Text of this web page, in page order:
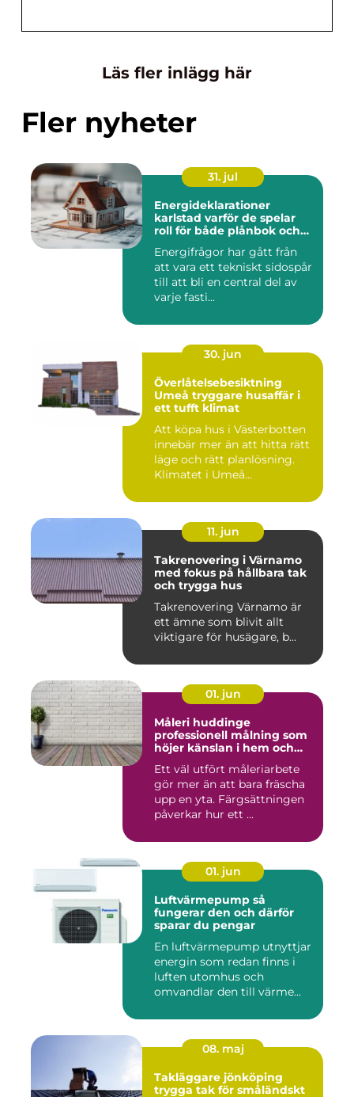
Läs fler inlägg här
Fler nyheter
31. jul
Energideklarationer
karlstad varför de spelar
roll för både plånbok och
Energifrågor har gått från
att vara ett tekniskt sidospår
till att bli en central del av
varje fasti...
30. jun
Överlåtelsebesiktning
Umeå tryggare husaffär i
ett tufft klimat
Att köpa hus i Västerbotten
innebär mer än att hitta rätt
läge och rätt planlösning.
Klimatet i Umeå...
11. jun
Takrenovering i Värnamo
med fokus på hållbara tak
och trygga hus
Takrenovering Värnamo är
ett ämne som blivit allt
viktigare för husägare, b...
01. jun
Måleri huddinge
professionell målning som
höjer känslan i hem och
Ett väl utfört måleriarbete
gör mer än att bara fräscha
upp en yta. Färgsättningen
påverkar hur ett ...
01. jun
Luftvärmepump så
fungerar den och därför
sparar du pengar
En luftvärmepump utnyttjar
energin som redan finns i
luften utomhus och
omvandlar den till värme
08. maj
Takläggare jönköping
trygga tak för småländskt